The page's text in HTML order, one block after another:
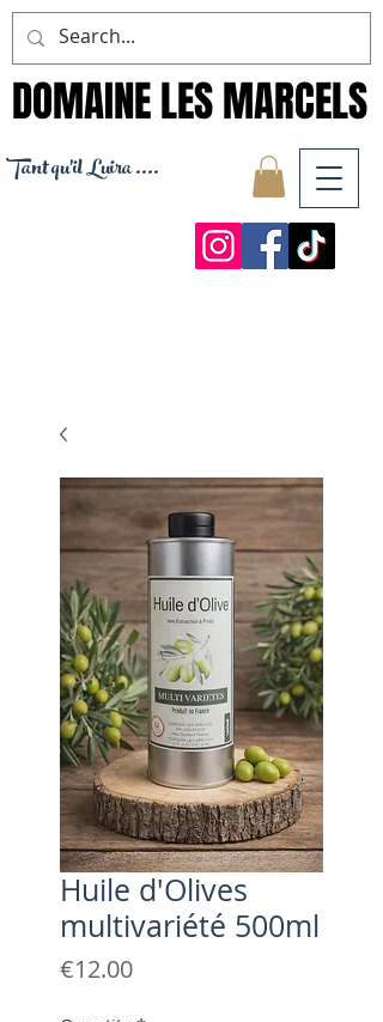
DOMAINE LES MARCELS
DOMAINE LES MARCELS
Tant qu'il Luira ....
Huile d'Olives
multivariété 500ml
€12.00Price